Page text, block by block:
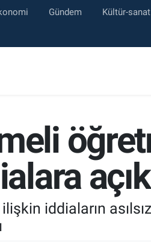
Gündem Kültür-sanat
iddiaların